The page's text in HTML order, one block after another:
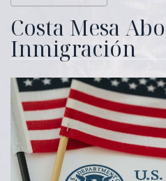
Costa Mesa
Inmigración